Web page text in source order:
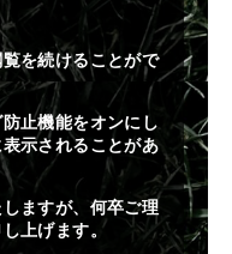
を続けることがで
止機能をオンにし
示されることがあ
ますが、何卒ご理
上げます。